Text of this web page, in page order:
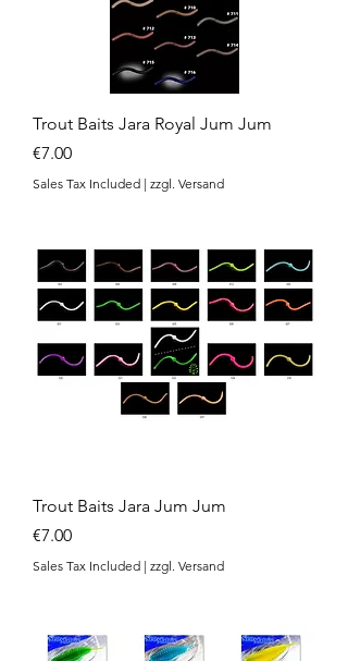
Trout Baits Jara Royal Jum Jum
Price
€7.00
Sales Tax Included | zzgl. Versand
Trout Baits Jara Jum Jum
Price
€7.00
Sales Tax Included | zzgl. Versand